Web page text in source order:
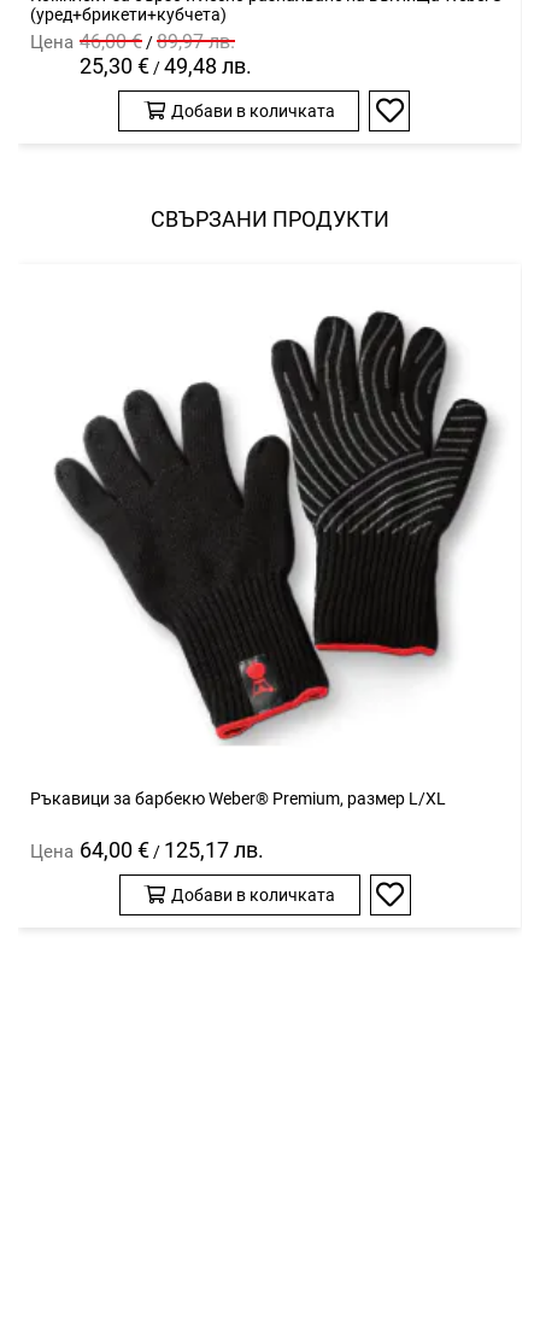
(уред+брикети+кубчета)
Цена 46,00 € /89,97 лв.
25,30 € /49,48 лв.
Добави в количката
Добави
СВЪРЗАНИ ПРОДУКТИ
Ръкавици за барбекю Weber® Premium, размер L/XL
Цена 64,00 € / 125,17 лв.
Добави в количката
Добави